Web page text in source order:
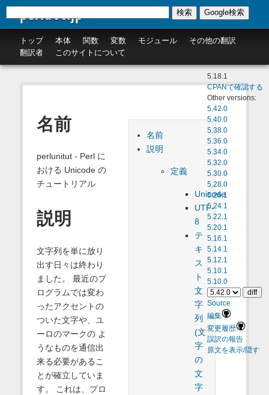
perldoc.jp
トップ 本体 関数 変数 モジュール
その他の翻訳
翻訳者
このサイトについて
検索 Google検索
5.18.1
CPANで確認する
Other versions:
5.42.0
5.40.0
5.38.0
5.36.0
5.34.0
5.32.0
5.30.0
5.28.0
5.26.1
5.24.1
5.22.1
5.20.1
5.16.1
5.14.1
5.12.1
5.10.1
5.10.0
Source
編集
変更履歴
誤訳の報告
原文を表示/隠す
名前
説明
定義
Unicode
UTF-
8
テ
キ
ス
ト
文
字
列
(文
字
の
文
字
名前
perlunitut - Perl に
おける Unicode の
チュートリアル
説明
文字列を単に放り
出す日々は終わり
ました。 最近のプ
ログラムでは変わ
ったアクセントの
ついた文字や、ユ
ーロのマークの よ
うなものを通信出
来る必要があるこ
とが確立していま
す。 これは、プロ